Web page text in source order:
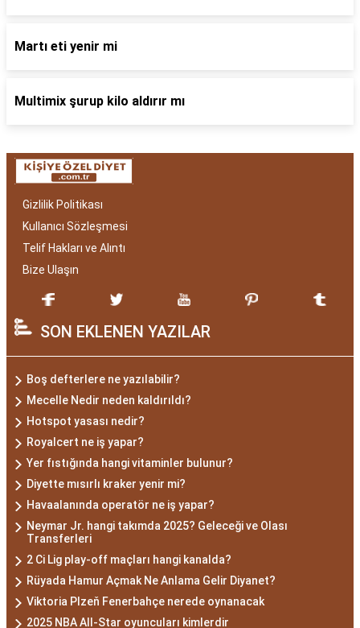
Martı eti yenir mi
Multimix şurup kilo aldırır mı
Gizlilik Politikası
Kullanıcı Sözleşmesi
Telif Hakları ve Alıntı
Bize Ulaşın
SON EKLENEN YAZILAR
Boş defterlere ne yazılabilir?
Mecelle Nedir neden kaldırıldı?
Hotspot yasası nedir?
Royalcert ne iş yapar?
Yer fıstığında hangi vitaminler bulunur?
Diyette mısırlı kraker yenir mi?
Havaalanında operatör ne iş yapar?
Neymar Jr. hangi takımda 2025? Geleceği ve Olası
Transferleri
2 Ci Lig play-off maçları hangi kanalda?
Rüyada Hamur Açmak Ne Anlama Gelir Diyanet?
Viktoria Plzeň Fenerbahçe nerede oynanacak
2025 NBA All-Star oyuncuları kimlerdir